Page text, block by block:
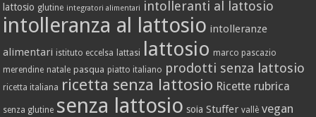
lattosio glutine integratori alimentari intolleranti al lattosio
intolleranza al lattosio intolleranze
alimentari istituto eccelsa lattasi lattosio marco pascazio
merendine natale pasqua piatto italiano prodotti senza lattosio
ricetta italiana ricetta senza lattosio Ricette rubrica
senza glutine senza lattosio soia Stuffer vallè vegan